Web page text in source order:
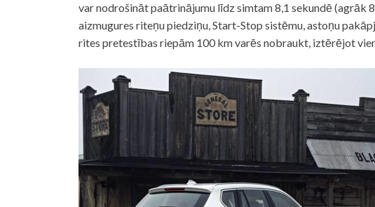
var nodrošināt paātrinājumu līdz simtam 8,1 sekundē (agrāk
aizmugures riteņu piedziņu, Start-Stop sistēmu, astoņu
rites pretestības riepām 100 km varēs nobraukt, iztērējot